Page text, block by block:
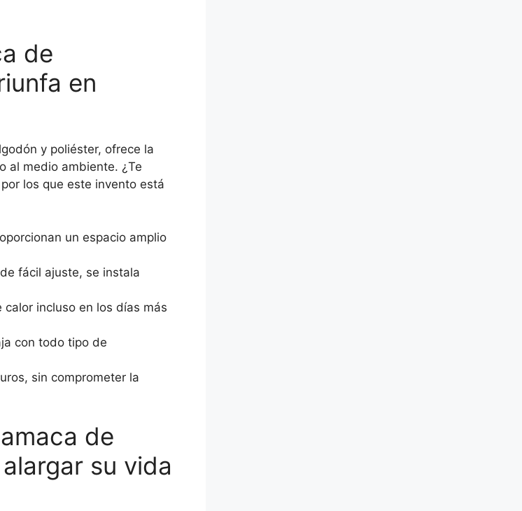
de
en
y poliéster, ofrece la
al medio ambiente. ¿Te
los que este invento está
un espacio amplio
fácil ajuste, se instala
incluso en los días más
con todo tipo de
sin comprometer la
de
su vida